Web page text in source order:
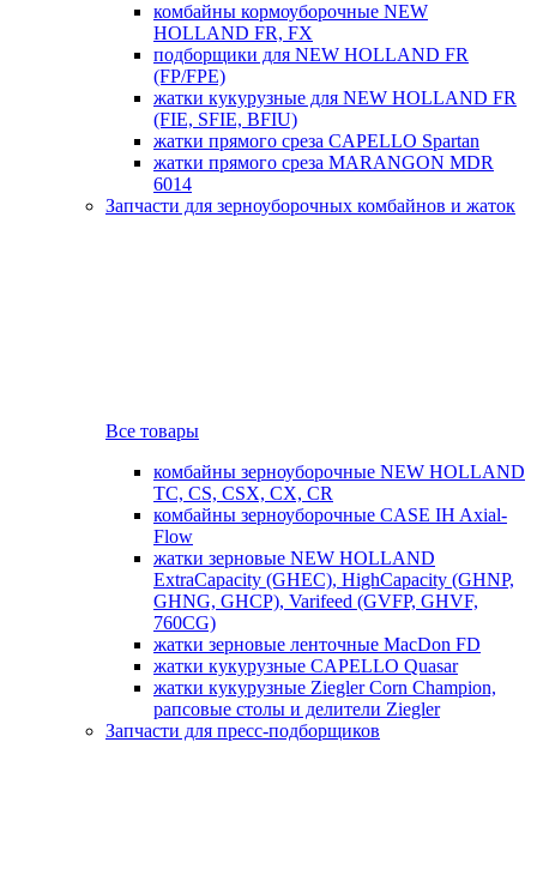
комбайны кормоуборочные NEW
HOLLAND FR, FX
подборщики для NEW HOLLAND FR
(FP/FPE)
жатки кукурузные для NEW HOLLAND FR
(FIE, SFIE, BFIU)
жатки прямого среза CAPELLO Spartan
жатки прямого среза MARANGON MDR
6014
Запчасти для зерноуборочных комбайнов и жаток
Все товары
комбайны зерноуборочные NEW HOLLAND
TC, CS, CSX, CX, CR
комбайны зерноуборочные CASE IH Axial-
Flow
жатки зерновые NEW HOLLAND
ExtraCapacity (GHEC), HighCapacity (GHNP,
GHNG, GHCP), Varifeed (GVFP, GHVF,
760CG)
жатки зерновые ленточные MacDon FD
жатки кукурузные CAPELLO Quasar
жатки кукурузные Ziegler Corn Champion,
рапсовые столы и делители Ziegler
Запчасти для пресс-подборщиков